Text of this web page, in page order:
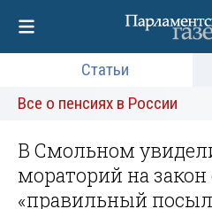
Статьи
Все о пенсиях в России
В Смольном
мораторий на закон
«правильный